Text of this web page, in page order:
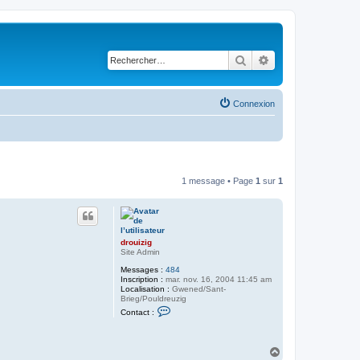
Rechercher
Connexion
1 message • Page 1 sur 1
drouizig
Site Admin
Messages : 484
Inscription : mar. nov. 16, 2004 11:45 am
Localisation : Gwened/Sant-
Brieg/Pouldreuzig
Contact :